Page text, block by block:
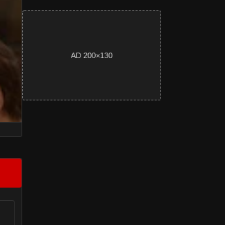
AD 200×130